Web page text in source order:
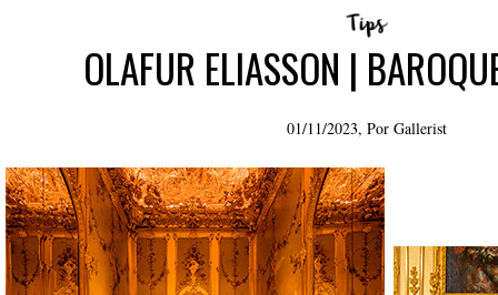
OLAFUR ELIASSON |
01/11/2023, Por Gallerist